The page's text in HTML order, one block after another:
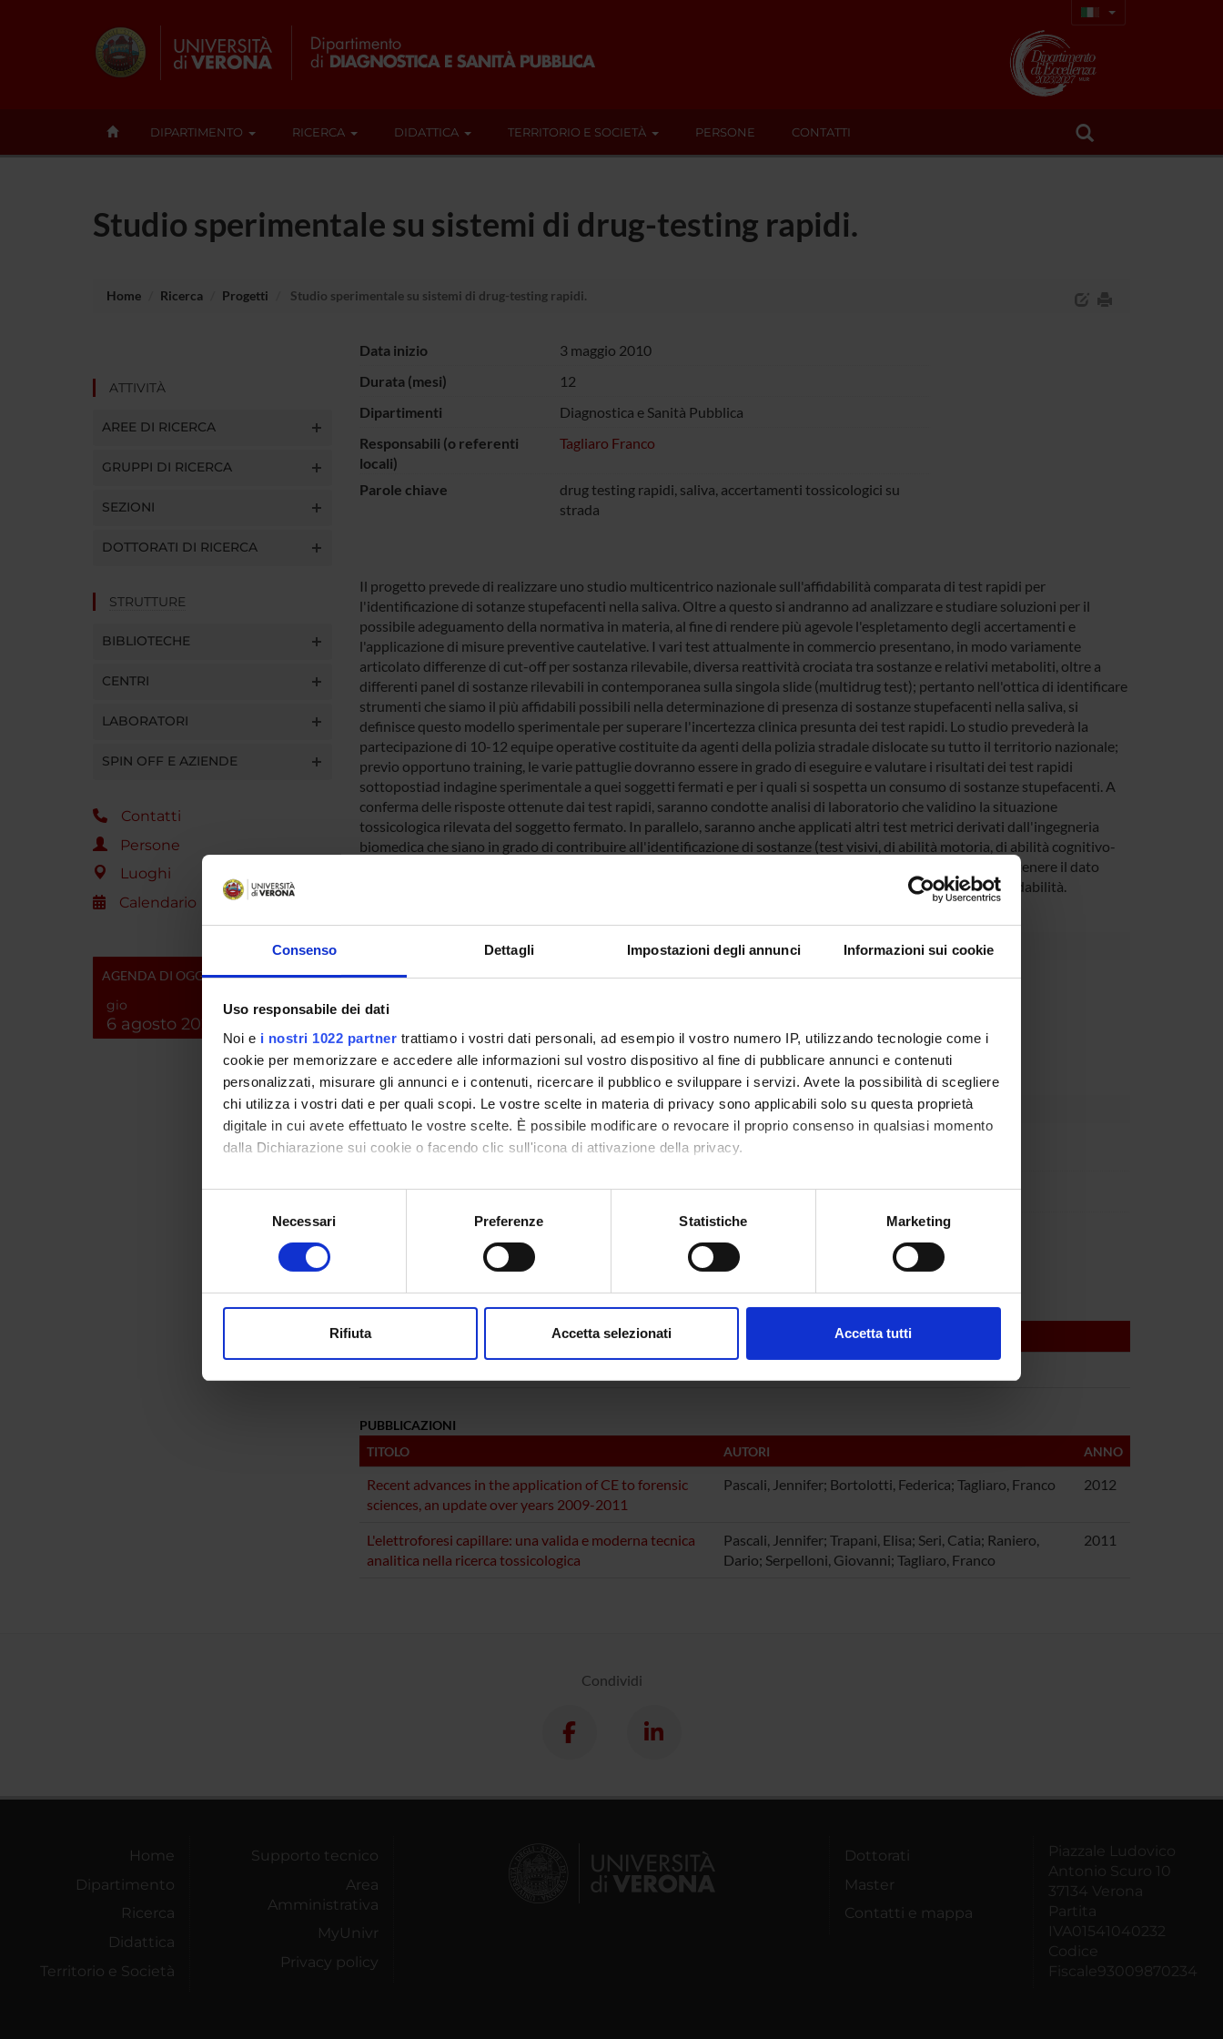
Consenso Dettagli Impostazioni degli annunci Informazioni sui cookie
Uso responsabile dei dati
Noi e i nostri 1022 partner trattiamo i vostri dati personali, ad esempio il vostro numero IP, utilizzando tecnologie come i
cookie per memorizzare e accedere alle informazioni sul vostro dispositivo al fine di pubblicare annunci e contenuti
personalizzati, misurare gli annunci e i contenuti, ricercare il pubblico e sviluppare i servizi. Avete la possibilità di scegliere
chi utilizza i vostri dati e per quali scopi. Le vostre scelte in materia di privacy sono applicabili solo su questa proprietà
digitale in cui avete effettuato le vostre scelte. È possibile modificare o revocare il proprio consenso in qualsiasi momento
dalla Dichiarazione sui cookie o facendo clic sull'icona di attivazione della privacy.
Con il tuo consenso, vorremmo anche:
raccogliere informazioni sulla tua posizione geografica, con un'approssimazione di qualche metro,
digitali).
modificare o ritirare il tuo consenso in qualsiasi momento dalla Dichiarazione sui cookie.
Necessari Preferenze Statistiche Marketing
Rifiuta Accetta selezionati Accetta tutti
DIPARTIMENTO RICERCA DIDATTICA TERRITORIO E SOCIETÀ PERSONE CONTATTI
Studio sperimentale su sistemi di drug-testing rapidi.
Home Ricerca Progetti Studio sperimentale su sistemi di drug-testing rapidi.
ATTIVITÀ
AREE DI RICERCA
GRUPPI DI RICERCA
SEZIONI
DOTTORATI DI RICERCA
STRUTTURE
BIBLIOTECHE
CENTRI
LABORATORI
SPIN OFF E AZIENDE
Contatti
Persone
Luoghi
Calendario
AGENDA DI OGGI
gio
6 agosto 2026
Data inizio
3 maggio 2010
Durata (mesi)
12
Dipartimenti
Diagnostica e Sanità Pubblica
Responsabili (o referenti
locali)
Tagliaro Franco
Parole chiave
drug testing rapidi, saliva, accertamenti tossicologici su
strada
Il progetto prevede di realizzare uno studio multicentrico nazionale sull'affidabilità comparata di test rapidi per
l'identificazione di sotanze stupefacenti nella saliva. Oltre a questo si andranno ad analizzare e studiare soluzioni per il
possibile adeguamento della normativa in materia, al fine di rendere più agevole l'espletamento degli accertamenti e
l'applicazione di misure preventive cautelative. I vari test attualmente in commercio presentano, in modo variamente
articolato differenze di cut-off per sostanza rilevabile, diversa reattività crociata tra sostanze e relativi metaboliti, oltre a
differenti panel di sostanze rilevabili in contemporanea sulla singola slide (multidrug test); pertanto nell'ottica di identificare
strumenti che siamo il più affidabili possibili nella determinazione di presenza di sostanze stupefacenti nella saliva, si
definisce questo modello sperimentale per superare l'incertezza clinica presunta dei test rapidi. Lo studio prevederà la
partecipazione di 10-12 equipe operative costituite da agenti della polizia stradale dislocate su tutto il territorio nazionale;
previo opportuno training, le varie pattuglie dovranno essere in grado di eseguire e valutare i risultati dei test rapidi
sottopostiad indagine sperimentale a quei soggetti fermati e per i quali si sospetta un consumo di sostanze stupefacenti. A
conferma delle risposte ottenute dai test rapidi, saranno condotte analisi di laboratorio che validino la situazione
tossicologica rilevata del soggetto fermato. In parallelo, saranno anche applicati altri test metrici derivati dall'ingegneria
biomedica che siano in grado di contribuire all'identificazione di sostanze (test visivi, di abilità motoria, di abilità cognitivo-
decisionale, ecc.); queste metodologie, attualmente in fase di sperimentazione, potrebbero rinforzare e sostenere il dato
analitico biochimico, ma, a loro volta, necessitano di training per la somministrazione e valutazione dell'affidabilità.
ENTI FINANZIATORI:
Dipartimento delle Politiche
Antidroga presso la
Ministri
Finanziamento:assegnato e gestito dal Dipartimento
PARTECIPANTI AL PROGETTO
Anna Bertaso Tecnico-Amministrativo
Federica Bortolotti Professore ordinario
Professore associato
Daniela Sorio
SEZIONI
PUBBLICAZIONI
TITOLO
AUTORI ANNO
Recent advances in the application of CE to forensic
sciences, an update over years 2009-2011
Pascali, Jennifer; Bortolotti, Federica; Tagliaro, Franco 2012
L'elettroforesi capillare: una valida e moderna tecnica
analitica nella ricerca tossicologica
Pascali, Jennifer; Trapani, Elisa; Seri, Catia; Raniero,
Dario; Serpelloni, Giovanni; Tagliaro, Franco
2011
Condividi
Home
Dipartimento
Ricerca
Didattica
Territorio e Società
Supporto tecnico
Area
Amministrativa
MyUnivr
Privacy policy
Dottorati
Master
Contatti e mappa
Piazzale Ludovico
Antonio Scuro 10
37134 Verona
Partita
IVA01541040232
Codice
Fiscale93009870234